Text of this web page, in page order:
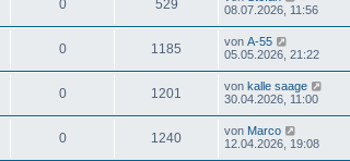
0 529
08.07.2026, 11:56
0 1185 von A-55
05.05.2026, 21:22
0 1201 von kalle saage
30.04.2026, 11:00
0 1240 von Marco
12.04.2026, 19:08